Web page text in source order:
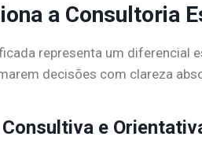
a Consultoria
representa um diferencial
decisões com clareza
e